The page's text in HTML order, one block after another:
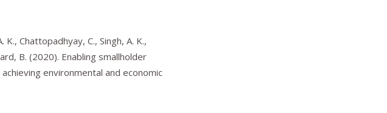
K., Chattopadhyay, C., Singh, A. K.,
B. (2020). Enabling smallholder
environmental and economic